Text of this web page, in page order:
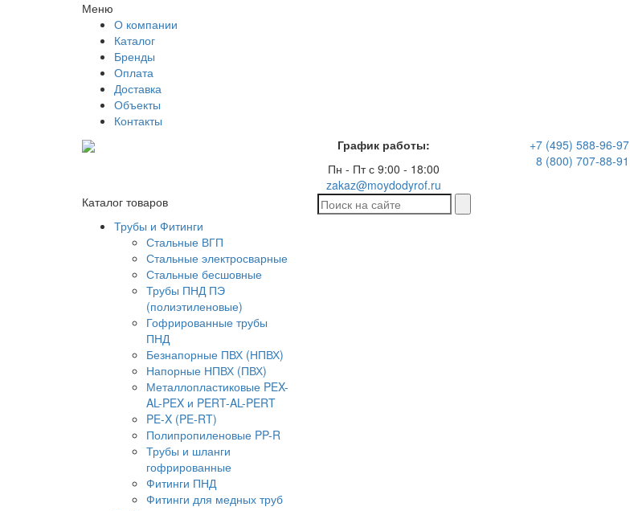
Меню
О компании
Каталог
Бренды
Оплата
Доставка
Объекты
Контакты
График работы:
Пн - Пт с 9:00 - 18:00
zakaz@moydodyrof.ru
+7 (495) 588-96-97
8 (800) 707-88-91
Каталог товаров
Трубы и Фитинги
Стальные ВГП
Стальные электросварные
Стальные бесшовные
Трубы ПНД ПЭ
(полиэтиленовые)
Гофрированные трубы
ПНД
Безнапорные ПВХ (НПВХ)
Напорные НПВХ (ПВХ)
Металлопластиковые PEX-
AL-PEX и PERT-AL-PERT
PE-X (PE-RT)
Полипропиленовые PP-R
Трубы и шланги
гофрированные
Фитинги ПНД
Фитинги для медных труб